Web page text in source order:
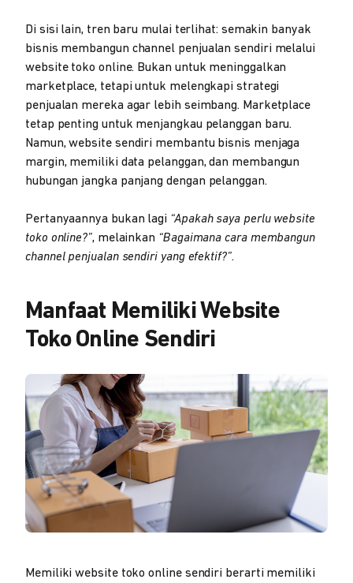
Di sisi lain, tren baru mulai terlihat: semakin banyak
bisnis membangun channel penjualan sendiri melalui
website toko online. Bukan untuk meninggalkan
marketplace, tetapi untuk melengkapi strategi
penjualan mereka agar lebih seimbang. Marketplace
tetap penting untuk menjangkau pelanggan baru.
Namun, website sendiri membantu bisnis menjaga
margin, memiliki data pelanggan, dan membangun
hubungan jangka panjang dengan pelanggan.
Pertanyaannya bukan lagi “Apakah saya perlu website
toko online?”, melainkan “Bagaimana cara membangun
channel penjualan sendiri yang efektif?”.
Manfaat Memiliki Website
Toko Online Sendiri
Memiliki website toko online sendiri berarti memiliki